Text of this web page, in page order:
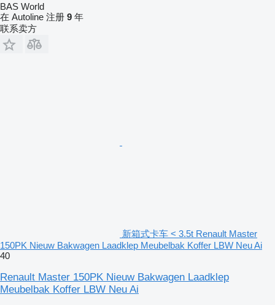
BAS World
在 Autoline 注册 9 年
联系卖方
新箱式卡车 < 3.5t Renault Master
150PK Nieuw Bakwagen Laadklep Meubelbak Koffer LBW Neu Ai
40
Renault Master 150PK Nieuw Bakwagen Laadklep
Meubelbak Koffer LBW Neu Ai